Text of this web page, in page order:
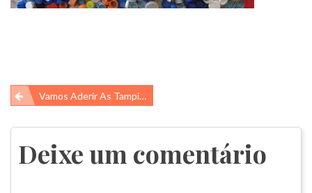
Navegação
de
Post
Vamos Aderir As Tampinhas Solidárias
Deixe um comentário